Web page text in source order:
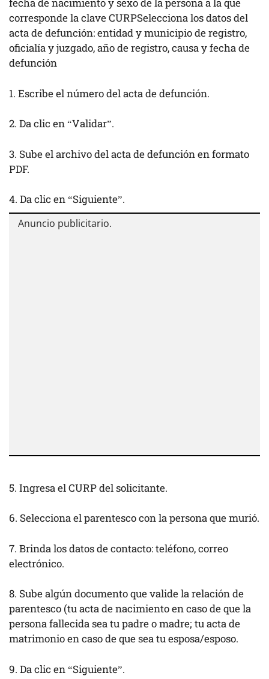
fecha de nacimiento y sexo de la persona a la que
corresponde la clave CURPSelecciona los datos del
acta de defunción: entidad y municipio de registro,
oficialía y juzgado, año de registro, causa y fecha de
defunción
1. Escribe el número del acta de defunción.
2. Da clic en “Validar”.
3. Sube el archivo del acta de defunción en formato
PDF.
4. Da clic en “Siguiente”.
5. Ingresa el CURP del solicitante.
6. Selecciona el parentesco con la persona que murió.
7. Brinda los datos de contacto: teléfono, correo
electrónico.
8. Sube algún documento que valide la relación de
parentesco (tu acta de nacimiento en caso de que la
persona fallecida sea tu padre o madre; tu acta de
matrimonio en caso de que sea tu esposa/esposo.
9. Da clic en “Siguiente”.